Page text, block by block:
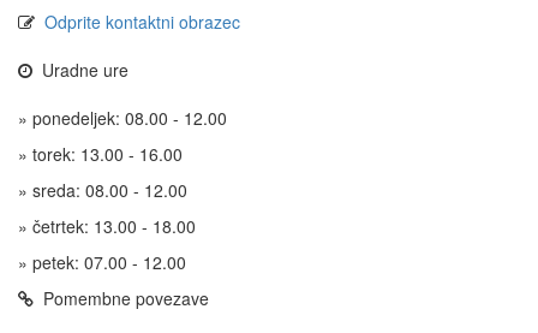
Odprite kontaktni obrazec
Uradne ure
» ponedeljek: 08.00 - 12.00
» torek: 13.00 - 16.00
» sreda: 08.00 - 12.00
» četrtek: 13.00 - 18.00
» petek: 07.00 - 12.00
Pomembne povezave